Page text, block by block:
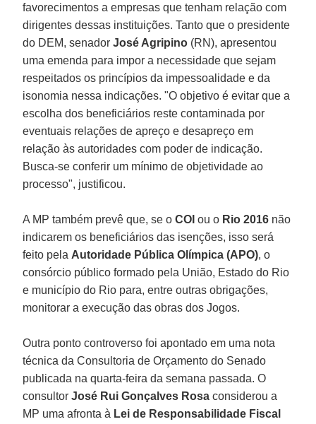
favorecimentos a empresas que tenham relação com
dirigentes dessas instituições. Tanto que o presidente
do DEM, senadorJosé Agripino (RN), apresentou
uma emenda para impor a necessidade que sejam
respeitados os princípios da impessoalidade e da
isonomia nessa indicações. "O objetivo é evitar que a
escolha dos beneficiários reste contaminada por
eventuais relações de apreço e desapreço em
relação às autoridades com poder de indicação.
Busca-se conferir um mínimo de objetividade ao
processo", justificou.
A MP também prevê que, se oCOIou o Rio 2016 não
indicarem os beneficiários das isenções, isso será
feito pela Autoridade Pública Olímpica (APO), o
consórcio público formado pela União, Estado do Rio
e município do Rio para, entre outras obrigações,
monitorar a execução das obras dos Jogos.
Outra ponto controverso foi apontado em uma nota
técnica da Consultoria de Orçamento do Senado
publicada na quarta-feira da semana passada. O
consultorJosé Rui Gonçalves Rosa considerou a
MP uma afronta à Lei de Responsabilidade Fiscal